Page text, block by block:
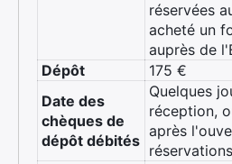
réservées
acheté un
auprès de
Dépôt
175 €
Date des
chèques de
dépôt débités
Quelques
réception,
après